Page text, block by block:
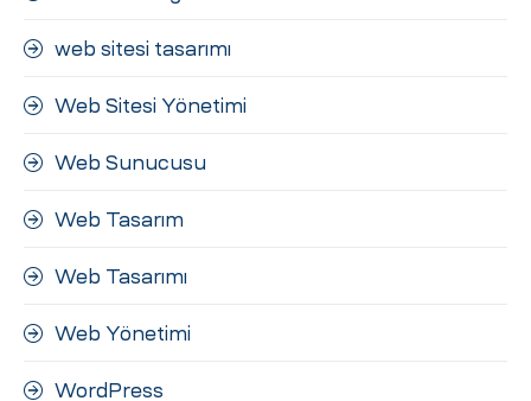
web sitesi tasarımı
Web Sitesi Yönetimi
Web Sunucusu
Web Tasarım
Web Tasarımı
Web Yönetimi
WordPress